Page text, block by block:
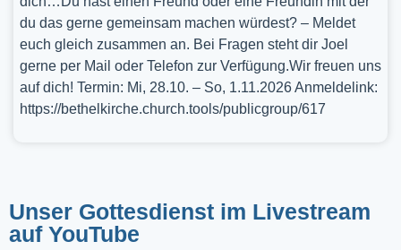
du das gerne gemeinsam machen würdest? – Meldet
euch gleich zusammen an. Bei Fragen steht dir Joel
gerne per Mail oder Telefon zur Verfügung.Wir freuen uns
auf dich! Termin: Mi, 28.10. – So, 1.11.2026 Anmeldelink:
https://bethelkirche.church.tools/publicgroup/617
Unser Gottesdienst im Livestream
auf YouTube